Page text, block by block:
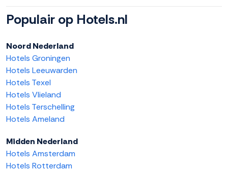
Populair op Hotels.nl
Noord Nederland
Hotels Groningen
Hotels Leeuwarden
Hotels Texel
Hotels Vlieland
Hotels Terschelling
Hotels Ameland
Midden Nederland
Hotels Amsterdam
Hotels Rotterdam